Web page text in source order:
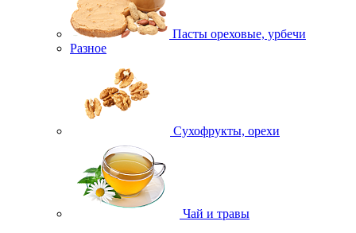
Пасты ореховые, урбечи
Разное
Сухофрукты, орехи
Чай и травы